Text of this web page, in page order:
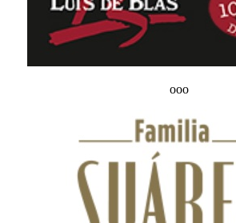
ooo